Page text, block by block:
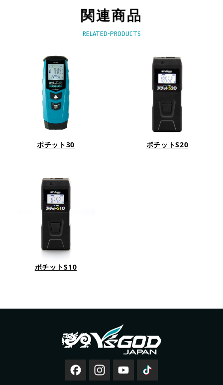
関連商品
RELATED-PRODUCTS
ポチット30 ポチットS20
ポチットS10